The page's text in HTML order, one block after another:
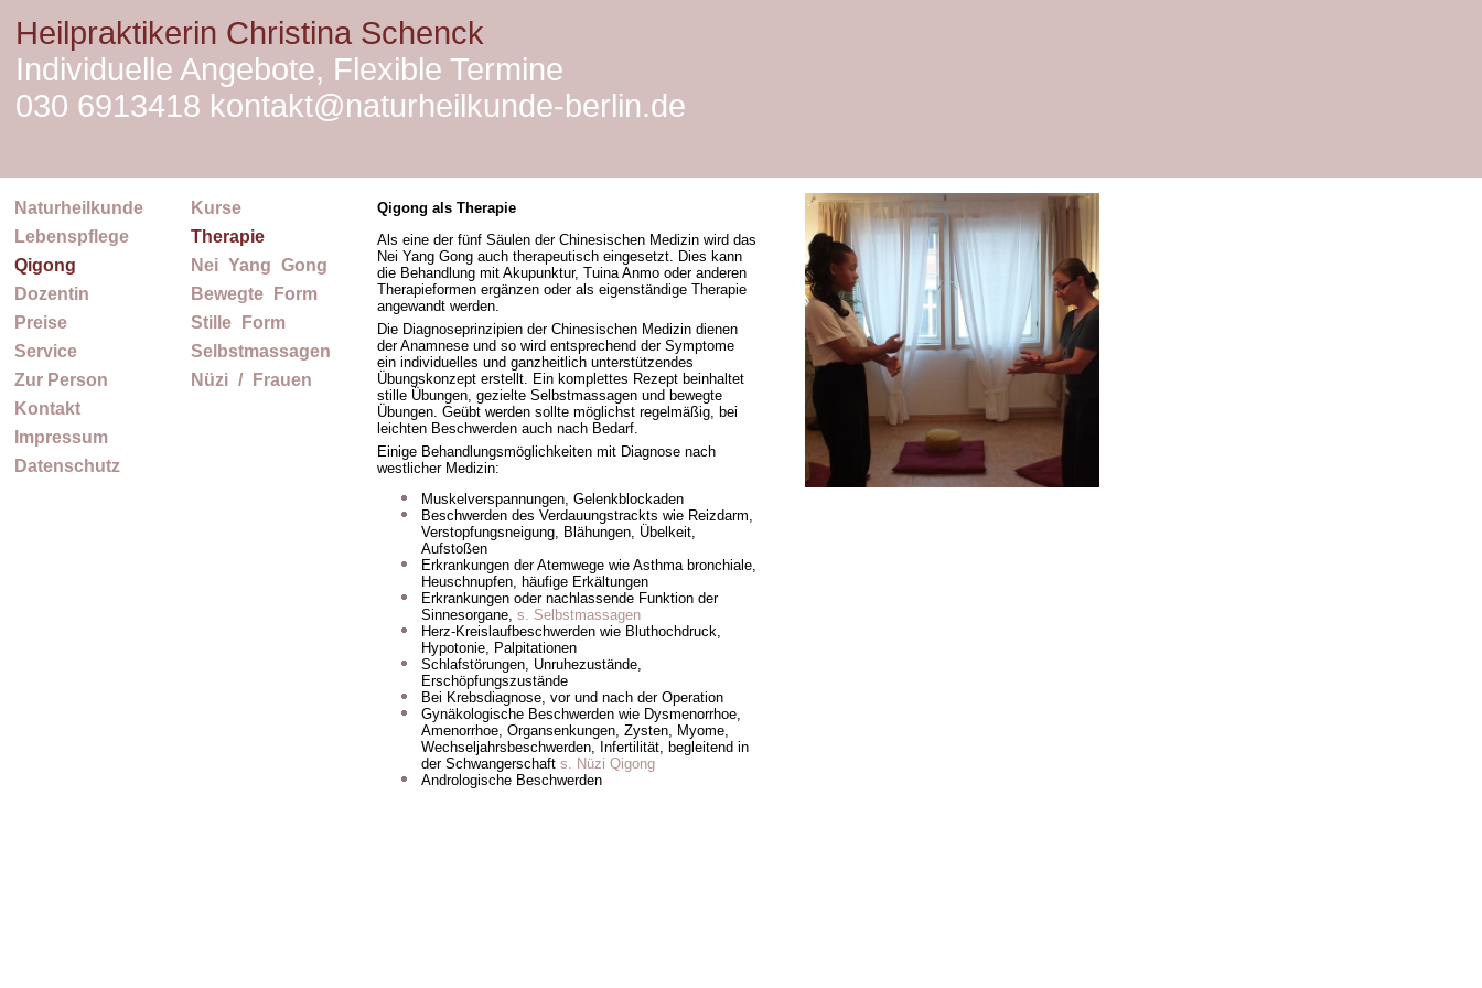
Heilpraktikerin Christina Schenck
Individuelle Angebote, Flexible Termine
030 6913418 kontakt@naturheilkunde-berlin.de
Naturheilkunde
Lebenspflege
Qigong
Kurse
Therapie
Nei_ Yang Gong
Bewegte_
Form
Stille_
Form
Selbstmassagen
Nüzi_ /_ Frauen
Dozentin
Preise
Service
Zur Person
Kontakt
Impressum
Datenschutz
Qigong als Therapie
Als eine der fünf Säulen der Chinesischen Medizin wird das
Nei Yang Gong auch therapeutisch eingesetzt. Dies kann
die Behandlung mit Akupunktur, Tuina Anmo oder anderen
Therapieformen ergänzen oder als eigenständige Therapie
angewandt werden.
Die Diagnoseprinzipien der Chinesischen Medizin dienen
der Anamnese und so wird entsprechend der Symptome
ein individuelles und ganzheitlich unterstützendes
Übungskonzept erstellt. Ein komplettes Rezept beinhaltet
stille Übungen, gezielte Selbstmassagen und bewegte
Übungen. Geübt werden sollte möglichst regelmäßig, bei
leichten Beschwerden auch nach Bedarf.
Einige Behandlungsmöglichkeiten mit Diagnose nach
westlicher Medizin:
Muskelverspannungen, Gelenkblockaden
Beschwerden des Verdauungstrackts wie Reizdarm,
Verstopfungsneigung, Blähungen, Übelkeit,
Aufstoßen
Erkrankungen der Atemwege wie Asthma bronchiale,
Heuschnupfen, häufige Erkältungen
Erkrankungen oder nachlassende Funktion der
Sinnesorgane,s. Selbstmassagen
Herz-Kreislaufbeschwerden wie Bluthochdruck,
Hypotonie, Palpitationen
Schlafstörungen, Unruhezustände,
Erschöpfungszustände
Bei Krebsdiagnose, vor und nach der Operation
Gynäkologische Beschwerden wie Dysmenorrhoe,
Amenorrhoe, Organsenkungen, Zysten, Myome,
Wechseljahrsbeschwerden, Infertilität, begleitend in
der Schwangerschafts. Nüzi Qigong
Andrologische Beschwerden